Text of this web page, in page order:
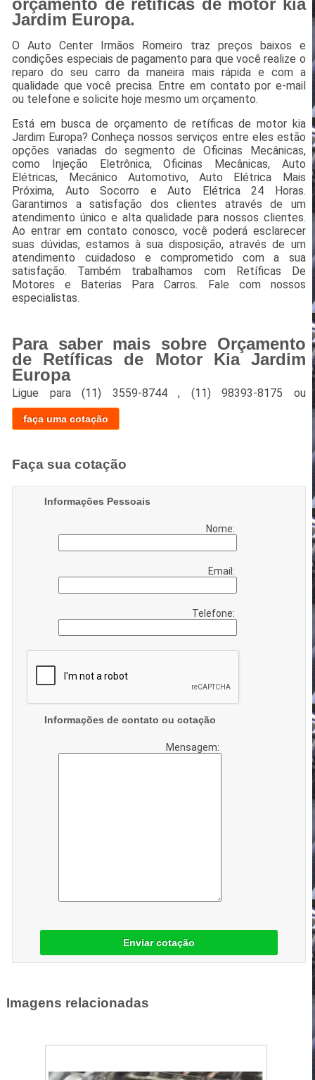
orçamento de retíficas de motor kia
Jardim Europa.
O Auto Center Irmãos Romeiro traz preços baixos e
condições especiais de pagamento para que você realize o
reparo do seu carro da maneira mais rápida e com a
qualidade que você precisa. Entre em contato por e-mail
ou telefone e solicite hoje mesmo um orçamento.
Está em busca de orçamento de retíficas de motor kia
Jardim Europa? Conheça nossos serviços entre eles estão
opções variadas do segmento de Oficinas Mecânicas,
como Injeção Eletrônica, Oficinas Mecânicas, Auto
Elétricas, Mecânico Automotivo, Auto Elétrica Mais
Próxima, Auto Socorro e Auto Elétrica 24 Horas.
Garantimos a satisfação dos clientes através de um
atendimento único e alta qualidade para nossos clientes.
Ao entrar em contato conosco, você poderá esclarecer
suas dúvidas, estamos à sua disposição, através de um
atendimento cuidadoso e comprometido com a sua
satisfação. Também trabalhamos com Retíficas De
Motores e Baterias Para Carros. Fale com nossos
especialistas.
Para saber mais sobre Orçamento
de Retíficas de Motor Kia Jardim
Europa
Ligue para(11) 3559-8744 , (11) 98393-8175 ou
faça uma cotação
Faça sua cotação
Informações Pessoais
Nome:
Email:
Telefone:
Informações de contato ou cotação
Mensagem:
Enviar cotação
Imagens relacionadas